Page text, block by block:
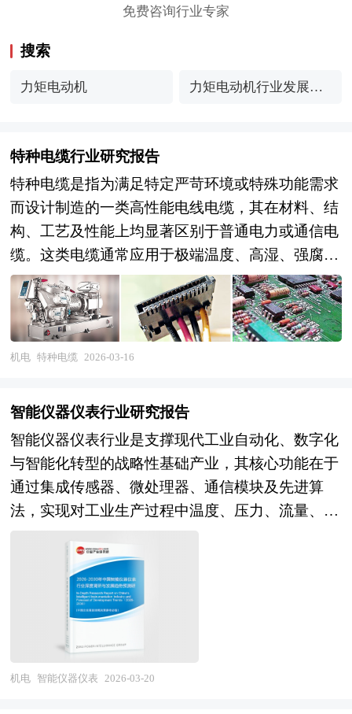
免费咨询行业专家
搜索
力矩电动机 力矩电动机行业发展现
特种电缆行业研究报告
特种电缆是指为满足特定严苛环境或特殊功能需求
而设计制造的一类高性能电线电缆，其在材料、结
构、工艺及性能上均显著区别于普通电力或通信电
缆。这类电缆通常应用于极端温度、高湿、强腐
蚀、高辐射、剧烈机械应力或高安全性要求的场
景，具备耐高温、耐低温、阻燃、低烟无卤、防
火、防水、防油、防鼠蚁、抗电磁干扰、高柔韧
性、耐磨损、耐紫外线及耐化学腐蚀等一种或多种
脂、聚酰亚胺、氧化镁、辐照交联聚烯烃等）、新
结构设计（如梅花芯结构、屏蔽层优化、铠装保
护）以及先进的生产工艺与计算方法，技术门槛
高，研发周期长，产品附加值也相对较高。与常规
电缆不同，特种电缆多为按需定制化生产，需根据
客户的具体工况参数进行设计，广泛服务于航空航
天、轨道交通、能源电力、石油化工、核电站、深
海探测、智能制造、军工装备、数据中心及重大基
础设施等领域。 在标准体系方面，目前尚未形成
完全统一的国家强制性定义，多数企业依据自身技
术规范或行业应用标准组织生产，部分产品需通过
UL、IEC、GB等国内外认证体系的专项测试。随
机电 特种电缆 2026-03-16
智能仪器仪表行业研究报告
智能仪器仪表行业是支撑现代工业自动化、数字化
与智能化转型的战略性基础产业，其核心功能在于
通过集成传感器、微处理器、通信模块及先进算
法，实现对工业生产过程中温度、压力、流量、物
实时分析与智能控制，为流程工业、离散制造、能
源环保、市政公用等领域提供关键的状态感知与决
策依据，是工业互联网的"数据源头"与智能制造
的"感知中枢"。从产业范畴来看，智能仪器仪表行
业涵盖上游核心元器件（传感器芯片、高精度
ADC、信号调理电路、工业通信芯片、嵌入式处理
机电 智能仪器仪表 2026-03-20